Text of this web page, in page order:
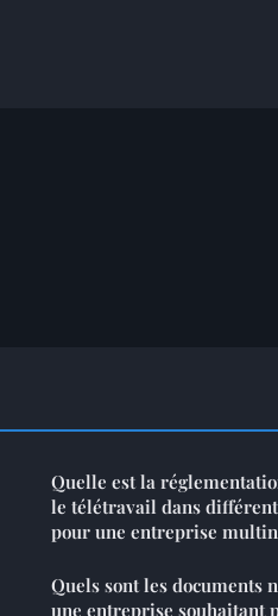
Quelle est la
le télétravail dans
pour une entreprise
Quels sont les documents
une entreprise souhaitant